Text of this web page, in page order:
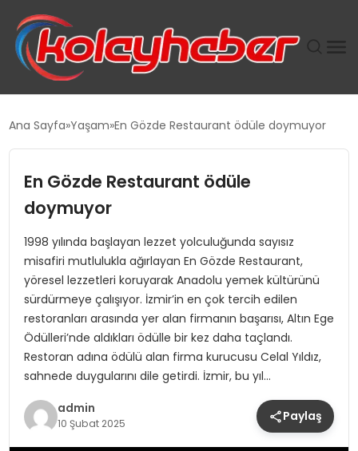
GÜCÜNÜBÜYÜTÜYOR
TANYER YAPI ZEMIN MÜHENDISLIĞINDE HEDEF
BÜYÜTTÜ
TOROSLAR’DA PAZAR GERGİNLİĞİ!
Ana Sayfa Yaşam En Gözde Restaurant ödüle doymuyor
En Gözde Restaurant ödüle
doymuyor
1998 yılında başlayan lezzet yolculuğunda sayısız
misafiri mutlulukla ağırlayan En Gözde Restaurant,
yöresel lezzetleri koruyarak Anadolu yemek kültürünü
sürdürmeye çalışıyor. İzmir’in en çok tercih edilen
restoranları arasında yer alan firmanın başarısı, Altın Ege
Ödülleri’nde aldıkları ödülle bir kez daha taçlandı.
Restoran adına ödülü alan firma kurucusu Celal Yıldız,
sahnede duygularını dile getirdi. İzmir, bu yıl…
admin
10 Şubat 2025 Paylaş